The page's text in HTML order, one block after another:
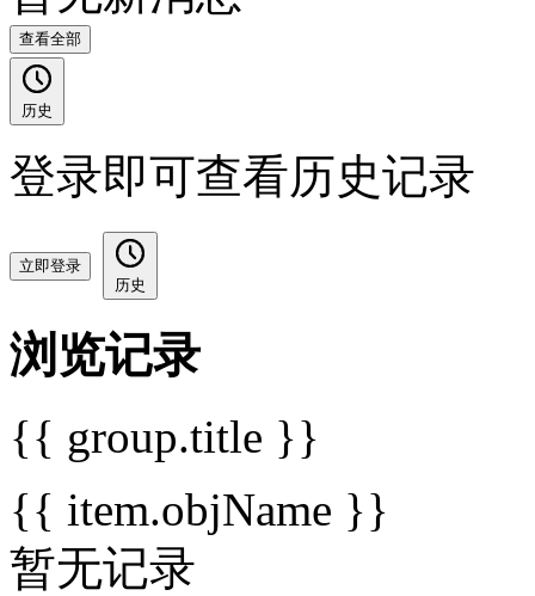
查看全部
历史
登录即可查看历史记录
立即登录
历史
浏览记录
{{ group.title }}
{{ item.objName }}
暂无记录